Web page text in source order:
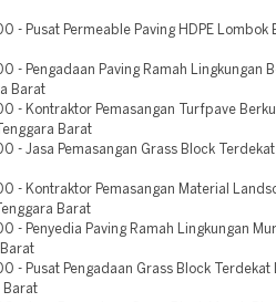
- Pusat Permeable Paving HDPE Lombok
- Pengadaan Paving Ramah Lingkungan
Barat
- Kontraktor Pemasangan Turfpave
Barat
- Jasa Pemasangan Grass Block
- Kontraktor Pemasangan Material
Barat
- Penyedia Paving Ramah Lingkungan
- Pusat Pengadaan Grass Block Terdekat
Barat